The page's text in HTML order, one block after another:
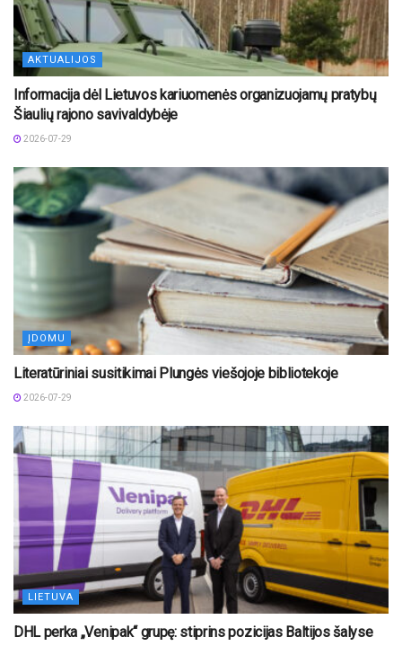
AKTUALIJOS
Informacija dėl Lietuvos kariuomenės organizuojamų pratybų
Šiaulių rajono savivaldybėje
2026-07-29
ĮDOMU
Literatūriniai susitikimai Plungės viešojoje bibliotekoje
2026-07-29
LIETUVA
DHL perka „Venipak“ grupę: stiprins pozicijas Baltijos šalyse